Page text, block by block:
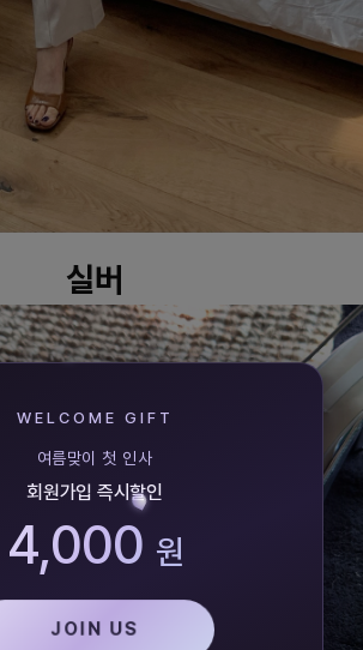
실버
WELCOME GIFT
여름맞이 첫 인사
회원가입 즉시할인
4,000 원
JOIN US